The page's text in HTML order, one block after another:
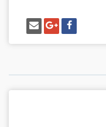
شارك
على
فيسبوك
شارك
على
غوغل
بلس
إرسل
إيميل